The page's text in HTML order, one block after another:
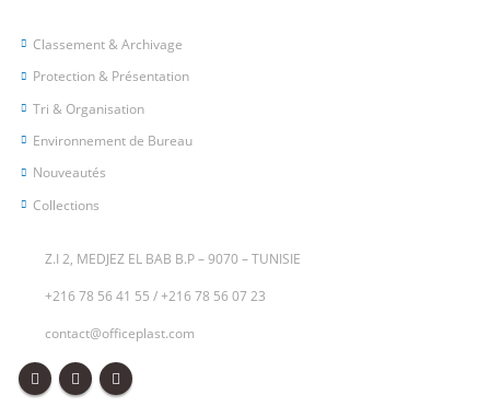
Classement & Archivage
Protection & Présentation
Tri & Organisation
Environnement de Bureau
Nouveautés
Collections
Z.I 2, MEDJEZ EL BAB B.P – 9070 – TUNISIE
+216 78 56 41 55 /+216 78 56 07 23
contact@officeplast.com